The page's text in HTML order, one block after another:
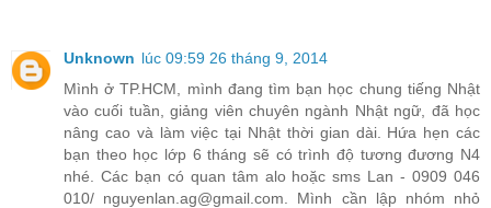
Unknown lúc 09:59 26 tháng 9, 2014
Mình ở TP.HCM, mình đang tìm bạn học chung tiếng Nhật
vào cuối tuần, giảng viên chuyên ngành Nhật ngữ, đã học
nâng cao và làm việc tại Nhật thời gian dài. Hứa hẹn các
bạn theo học lớp 6 tháng sẽ có trình độ tương đương N4
nhé. Các bạn có quan tâm alo hoặc sms Lan - 0909 046
010/ nguyenlan.ag@gmail.com. Mình cần lập nhóm nhỏ